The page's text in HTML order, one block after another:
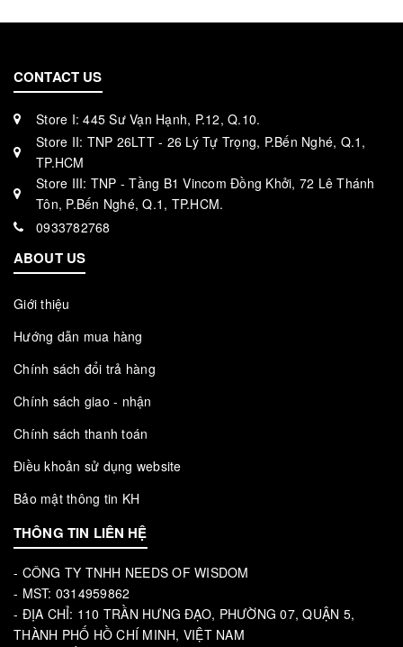
CONTACT US
Store I: 445 Sư Vạn Hạnh, P.12, Q.10.
Store II: TNP 26LTT - 26 Lý Tự Trọng, P.Bến Nghé, Q.1,
TP.HCM
Store III: TNP - Tầng B1 Vincom Đồng Khởi, 72 Lê Thánh
Tôn, P.Bến Nghé, Q.1, TP.HCM.
0933782768
ABOUT US
Giới thiệu
Hướng dẫn mua hàng
Chính sách đổi trả hàng
Chính sách giao - nhận
Chính sách thanh toán
Điều khoản sử dụng website
Bảo mật thông tin KH
THÔNG TIN LIÊN HỆ
- CÔNG TY TNHH NEEDS OF WISDOM
- MST: 0314959862
- ĐỊA CHỈ: 110 TRẦN HƯNG ĐẠO, PHƯỜNG 07, QUẬN 5,
THÀNH PHỐ HỒ CHÍ MINH, VIỆT NAM